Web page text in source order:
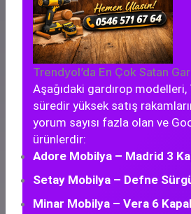
Trendyol’da En Çok Satan
Aşağıdaki gardırop modelleri,
süredir yüksek satış
yorum sayısı fazla olan ve
ürünlerdir:
Adore Mobilya – Madrid 3
Setay Mobilya – Defne
Minar Mobilya – Vera 6